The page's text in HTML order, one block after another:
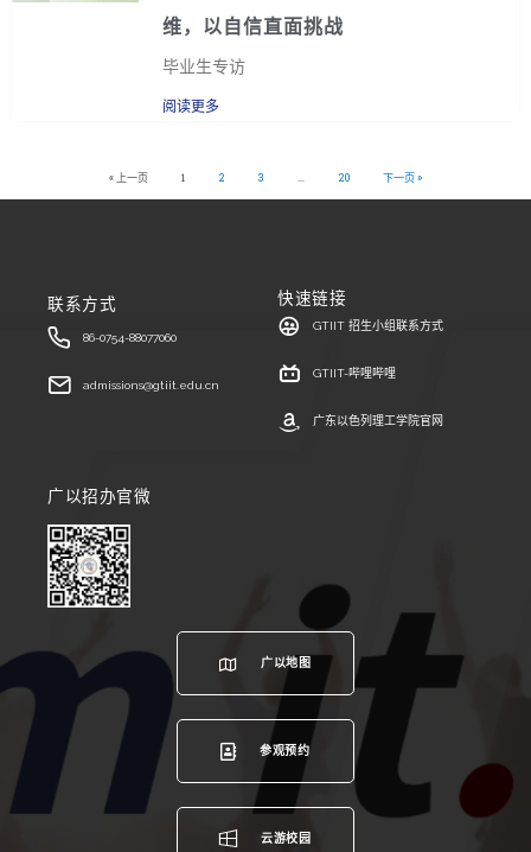
维，以自信直面挑战
毕业生专访
阅读更多
« 上一页 1 2 3 20 下一页 »
联系方式
86-0754-88077060
admissions@gtiit.edu.cn
快速链接
GTIIT 招生小组联系方式
GTIIT-哔哩哔哩
广东以色列理工学院官网
广以招办官微
广以地图
参观预约
云游校园